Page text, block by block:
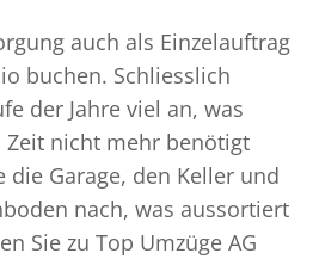
auch als Einzelauftrag
buchen. Schliesslich
der Jahre viel an, was
Zeit nicht mehr benötigt
Garage, den Keller und
nach, was aussortiert
Sie zu Top Umzüge AG